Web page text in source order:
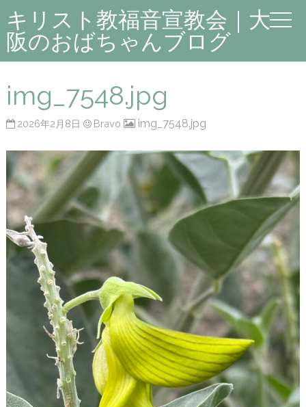
キリスト教福音宣教会｜大
阪のおばちゃんブログ
img_7548.jpg
2026年2月8日 Bravo img_7548.jpg